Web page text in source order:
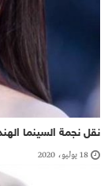
نقل نجمة السينما
18 يوليو، 2020